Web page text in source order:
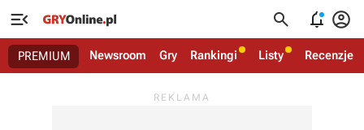
   
PREMIUM Newsroom Gry Rankingi Listy Recenzje